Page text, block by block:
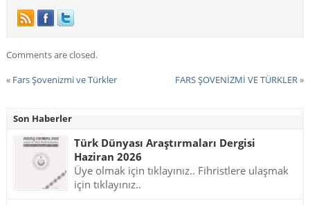
Comments are closed.
« Fars Şovenizmi ve Türkler FARS ŞOVENİZMİ VE TÜRKLER»
Son Haberler
Türk Dünyası Araştırmaları Dergisi
Haziran 2026
Üye olmak için tıklayınız.. Fihristlere ulaşmak
için tıklayınız..